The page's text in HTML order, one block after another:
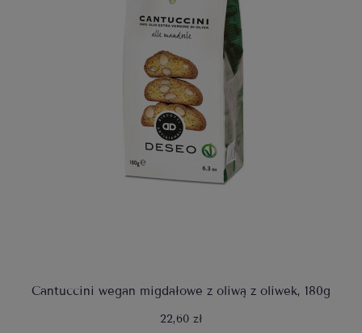
Cantuccini wegan migdałowe z oliwą z oliwek, 180g
22,60 zł